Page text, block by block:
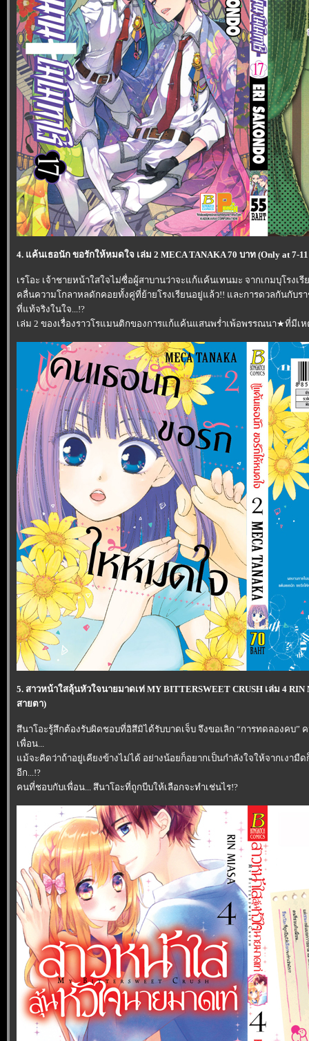
4. แค้นเธอนัก ขอรักให้หมดใจ เล่ม 2 MECA TANAKA 70 บาท (Only at 7-
เรโอะ เจ้าชายหน้าใสใจไม่ซื่อผู้สาบานว่าจะแก้แค้นเทนมะ จากเกมบุโรงเ
คลื่นความโกลาหลดักคอยทั้งคู่ที่ย้ายโรงเรียนอยู่แล้ว!! และการดวลกันกับร
ที่แท้จริงในใจ...!?
เล่ม 2 ของเรื่องราวโรแมนติกของการแก้แค้นแสนพร่ำเพ้อพรรณนา★ที่มีเ
5. สาวหน้าใสลุ้นหัวใจนายมาดเท่ MY BITTERSWEET CRUSH เล่ม 4
สายตา)
สึนาโอะรู้สึกต้องรับผิดชอบที่อิสึมิได้รับบาดเจ็บ จึงขอเลิก “การทดลองคบ”
เพื่อน...
ม้จะคิดว่าถ้าอยู่เคียงข้างไม่ได้ อย่างน้อยก็อยากเป็นกำลังใจให้จากเงามื
อีก...!?
คนที่ชอบกับเพื่อน... สึนาโอะที่ถูกบีบให้เลือกจะทำเช่นไร!?